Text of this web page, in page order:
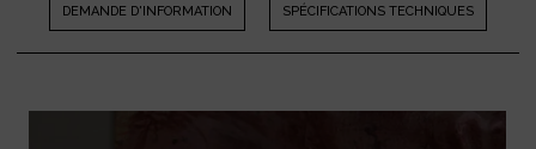
DEMANDE D'INFORMATION SPÉCIFICATIONS TECHNIQUES